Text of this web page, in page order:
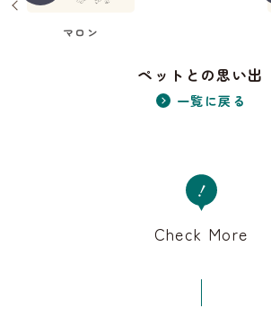
マロン
ペットとの思い出
一覧に戻る
Check More